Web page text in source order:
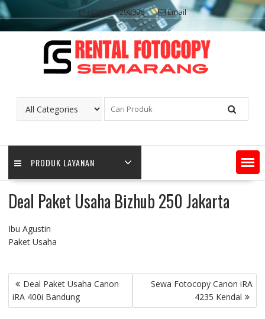
Skip
to
content
+6281311298896 Email
PRODUK LAYANAN
Deal Paket Usaha Bizhub 250 Jakarta
Ibu Agustin
Paket Usaha
Post
navigation
Deal Paket Usaha Canon
iRA 400i Bandung
Sewa Fotocopy Canon iRA
4235 Kendal